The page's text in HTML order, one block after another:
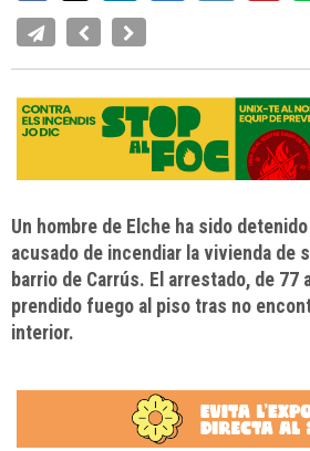
Un hombre de Elche ha sido
acusado de incendiar la vivienda de
barrio de Carrús. El arrestado, de 77
prendido fuego al piso tras no
interior.